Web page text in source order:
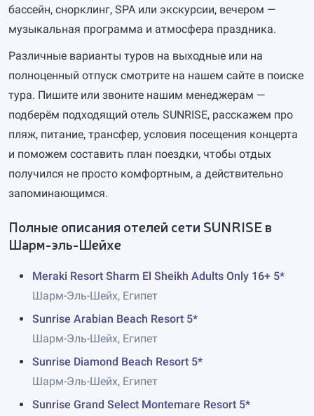
бассейн, снорклинг, SPA или экскурсии, вечером —
музыкальная программа и атмосфера праздника.
Различные варианты туров на выходные или на
полноценный отпуск смотрите на нашем сайте в поиске
тура. Пишите или звоните нашим менеджерам —
подберём подходящий отель SUNRISE, расскажем про
пляж, питание, трансфер, условия посещения концерта
и поможем составить план поездки, чтобы отдых
получился не просто комфортным, а действительно
запоминающимся.
Полные описания отелей сети SUNRISE в
Шарм-эль-Шейхе
Meraki Resort Sharm El Sheikh Adults Only 16+ 5*
Шарм-Эль-Шейх, Египет
Sunrise Arabian Beach Resort 5*
Шарм-Эль-Шейх, Египет
Sunrise Diamond Beach Resort 5*
Шарм-Эль-Шейх, Египет
Sunrise Grand Select Montemare Resort 5*